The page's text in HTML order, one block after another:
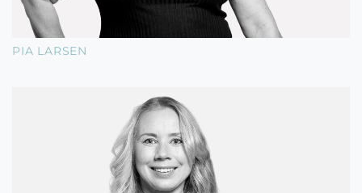
PIA LARSEN